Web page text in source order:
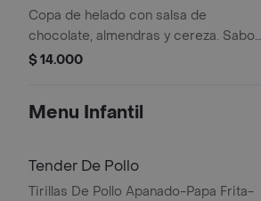
Copa de helado con salsa de
chocolate, almendras y cereza. Sabor
sujeto a disponibilidad.
$ 14.000
Menu Infantil
Tender De Pollo
Tirillas De Pollo Apanado-Papa Frita-